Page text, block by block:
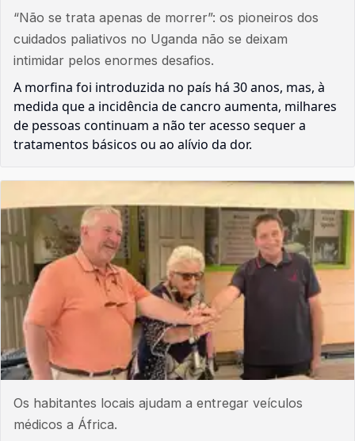
“Não se trata apenas de morrer”: os pioneiros dos
cuidados paliativos no Uganda não se deixam
intimidar pelos enormes desafios.
A morfina foi introduzida no país há 30 anos, mas, à
medida que a incidência de cancro aumenta, milhares
de pessoas continuam a não ter acesso sequer a
tratamentos básicos ou ao alívio da dor.
Os habitantes locais ajudam a entregar veículos
médicos a África.